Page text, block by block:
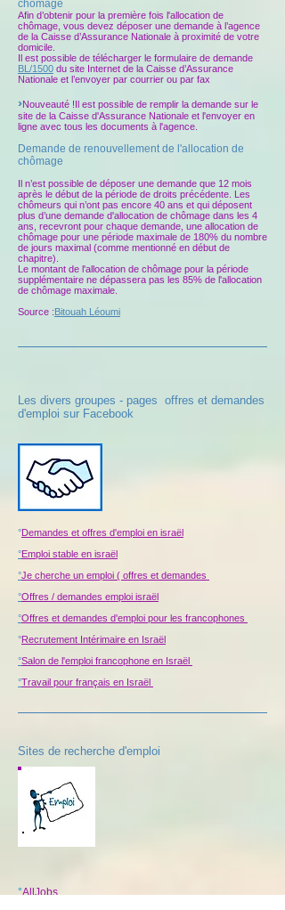
chômage
Afin d’obtenir pour la première fois l'allocation de
chômage, vous devez déposer une demande à l’agence
de la Caisse d’Assurance Nationale à proximité de votre
domicile.
Il est possible de télécharger le formulaire de demande
BL/1500 du site Internet de la Caisse d’Assurance
Nationale et l’envoyer par courrier ou par fax
›Nouveauté !Il est possible de remplir la demande sur le
site de la Caisse d'Assurance Nationale et l'envoyer en
ligne avec tous les documents à l'agence.
Demande de renouvellement de l'allocation de
chômage
Il n’est possible de déposer une demande que 12 mois
après le début de la période de droits précédente. Les
chômeurs qui n’ont pas encore 40 ans et qui déposent
plus d’une demande d'allocation de chômage dans les 4
ans, recevront pour chaque demande, une allocation de
chômage pour une période maximale de 180% du nombre
de jours maximal (comme mentionné en début de
chapitre).
Le montant de l'allocation de chômage pour la période
supplémentaire ne dépassera pas les 85% de l'allocation
de chômage maximale.
Source :Bitouah Léoumi
Les divers groupes - pages offres et demandes
d'emploi sur Facebook
°Demandes et offres d'emploi en israël
°Emploi stable en israël
°Je cherche un emploi ( offres et demandes
°Offres / demandes emploi israël
°Offres et demandes d'emploi pour les francophones
°Recrutement Intérimaire en Israël
°Salon de l'emploi francophone en Israël
°Travail pour français en Israël
Sites de recherche d'emploi
°AllJobs